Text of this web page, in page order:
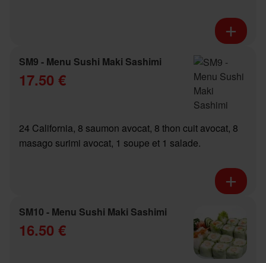
SM9 - Menu Sushi Maki Sashimi
17.50 €
24 California, 8 saumon avocat, 8 thon cuit avocat, 8
masago surimi avocat, 1 soupe et 1 salade.
SM10 - Menu Sushi Maki Sashimi
16.50 €